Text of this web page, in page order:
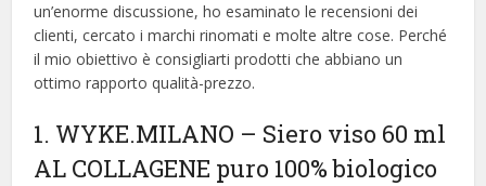
un’enorme discussione, ho esaminato le recensioni dei
clienti, cercato i marchi rinomati e molte altre cose. Perché
il mio obiettivo è consigliarti prodotti che abbiano un
ottimo rapporto qualità-prezzo.
1. WYKE.MILANO – Siero viso 60 ml
AL COLLAGENE puro 100% biologico